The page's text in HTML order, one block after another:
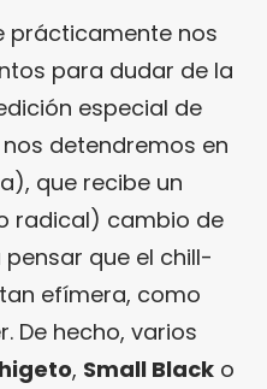
prácticamente nos
para dudar de la
especial de
nos detendremos en
que recibe un
radical) cambio de
que el chill-
efímera, como
De hecho, varios
, Small Black o